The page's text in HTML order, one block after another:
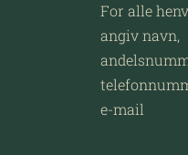
For alle
angiv navn,
e-mail